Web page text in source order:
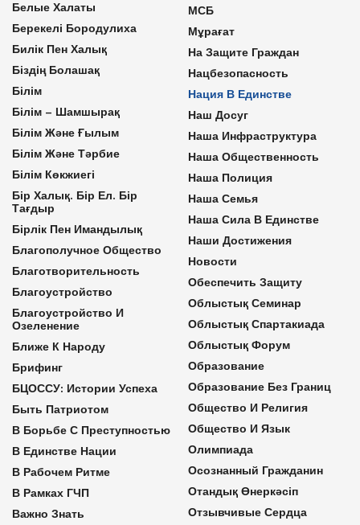
Белые Халаты
Берекелі Бородулиха
Билік Пен Халық
Біздің Болашақ
Білім
Білім – Шамшырақ
Білім Және Ғылым
Білім Және Тәрбие
Білім Көкжиегі
Бір Халық. Бір Ел. Бір
Тағдыр
Бірлік Пен Имандылық
Благополучное Общество
Благотворительность
Благоустройство
Благоустройство И
Озеленение
Ближе К Народу
Брифинг
БЦОССУ: Истории Успеха
Быть Патриотом
В Борьбе С Преступностью
В Единстве Нации
В Рабочем Ритме
В Рамках ГЧП
Важно Знать
МСБ
Мұрағат
На Защите Граждан
Нацбезопасность
Нация В Единстве
Наш Досуг
Наша Инфраструктура
Наша Общественность
Наша Полиция
Наша Семья
Наша Сила В Единстве
Наши Достижения
Новости
Обеспечить Защиту
Облыстық Семинар
Облыстық Спартакиада
Облыстық Форум
Образование
Образование Без Границ
Общество И Религия
Общество И Язык
Олимпиада
Осознанный Гражданин
Отандық Өнеркәсіп
Отзывчивые Сердца